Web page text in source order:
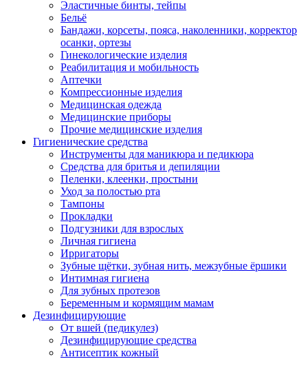
Эластичные бинты, тейпы
Бельё
Бандажи, корсеты, пояса, наколенники, корректор
осанки, ортезы
Гинекологические изделия
Реабилитация и мобильность
Аптечки
Компрессионные изделия
Медицинская одежда
Медицинские приборы
Прочие медицинские изделия
Гигиенические средства
Инструменты для маникюра и педикюра
Средства для бритья и депиляции
Пеленки, клеенки, простыни
Уход за полостью рта
Тампоны
Прокладки
Подгузники для взрослых
Личная гигиена
Ирригаторы
Зубные щётки, зубная нить, межзубные ёршики
Интимная гигиена
Для зубных протезов
Беременным и кормящим мамам
Дезинфицирующие
От вшей (педикулез)
Дезинфицирующие средства
Антисептик кожный